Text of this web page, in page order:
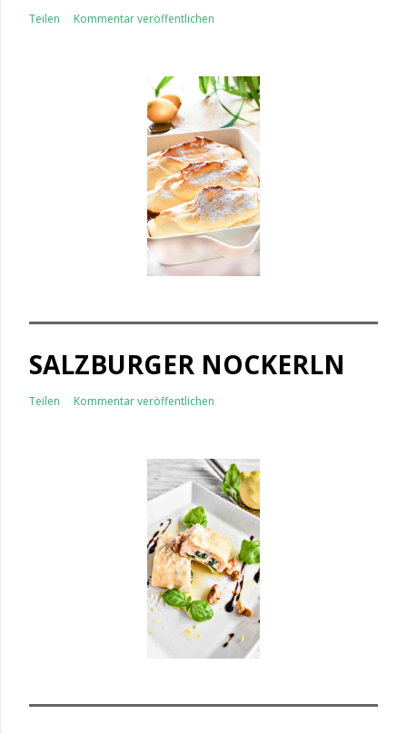
Teilen Kommentar veröffentlichen
SALZBURGER NOCKERLN
Teilen Kommentar veröffentlichen